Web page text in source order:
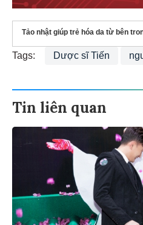
Tảo nhật giúp trẻ hóa da từ bên
Tags: Dược sĩ Tiến
Tin liên quan